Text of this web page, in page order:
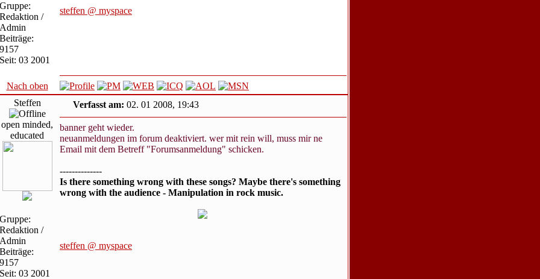
Gruppe:
Redaktion /
Admin
Beiträge:
9157
Seit: 03 2001
steffen @ myspace
Nach oben
Steffen
open minded,
educated
Gruppe:
Redaktion /
Admin
Beiträge:
9157
Seit: 03 2001
Verfasst am: 02. 01 2008, 19:43
banner geht wieder.
neuanmeldungen im forum deaktiviert. wer mit rein will, muss mir ne
Email mit dem Betreff "Forumsanmeldung" schicken.
--------------
Is there something wrong with these songs? Maybe there's something
wrong with the audience - Manipulation in rock music.
steffen @ myspace